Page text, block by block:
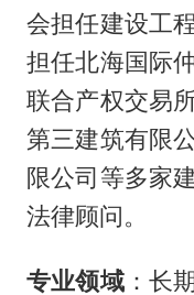
会担任建设工
担任北海国际
联合产权交易
第三建筑有限
限公司等多家
法律顾问。
专业领域：长